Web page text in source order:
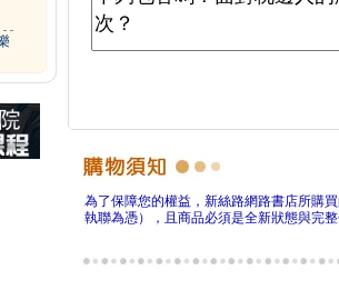
為了保障您的權益，新絲路網路書店所購
執聯為憑），且商品必須是全新狀態與完